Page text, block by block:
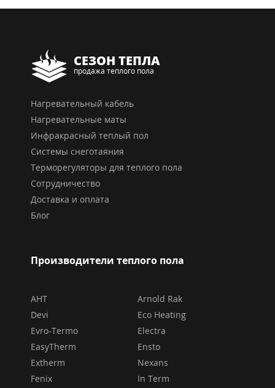
СЕЗОН ТЕПЛА
продажа теплого пола
Нагревательный кабель
Нагревательные маты
Инфракрасный теплый пол
Системы снеготаяния
Терморегуляторы для теплого пола
Сотрудничество
Доставка и оплата
Блог
Производители теплого пола
AHT
Arnold Rak
Devi
Eco Heating
Evro-Termo
Electra
EasyTherm
Ensto
Extherm
Nexans
Fenix
In Term